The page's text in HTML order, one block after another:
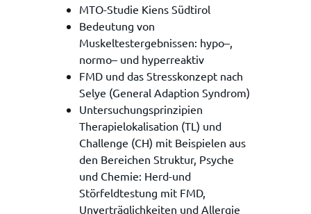
MTO-Studie Kiens Südtirol
Bedeutung von
Muskeltestergebnissen: hypo–,
normo– und hyperreaktiv
FMD und das Stresskonzept nach
Selye (General Adaption Syndrom)
Untersuchungsprinzipien
Therapielokalisation (TL) und
Challenge (CH) mit Beispielen aus
den Bereichen Struktur, Psyche
und Chemie: Herd-und
Störfeldtestung mit FMD,
Unverträglichkeiten und Allergie